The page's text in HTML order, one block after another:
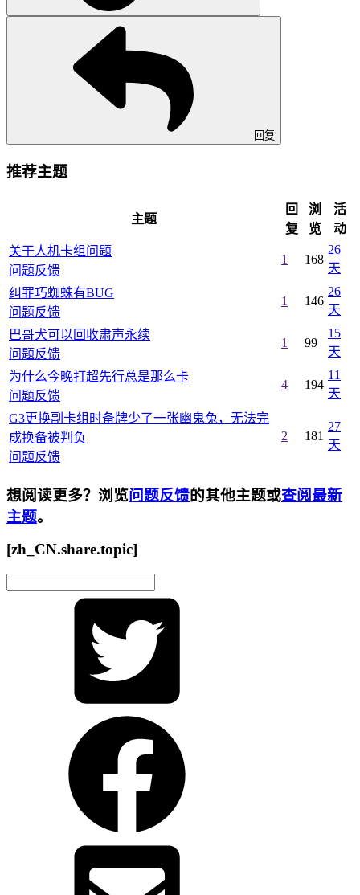
回复
推荐主题
主题
回
复
浏
览
活
动
关干人机卡组问题
问题反馈
1 168
26
天
纠罪巧蜘蛛有BUG
问题反馈
1 146
26
天
巴哥犬可以回收肃声永续
问题反馈
1 99
15
天
为什么今晚打超先行总是那么卡
问题反馈
4 194
11
天
G3更换副卡组时备牌少了一张幽鬼兔，无法完
成换备被判负
问题反馈
2 181
27
天
想阅读更多？浏览问题反馈的其他主题或查阅最新
主题。
[zh_CN.share.topic]